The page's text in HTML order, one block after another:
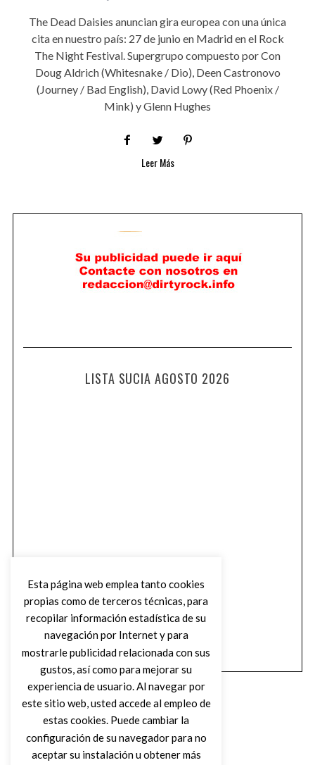
The Dead Daisies anuncian gira europea con una única
cita en nuestro país: 27 de junio en Madrid en el Rock
The Night Festival. Supergrupo compuesto por Con
Doug Aldrich (Whitesnake / Dio), Deen Castronovo
(Journey / Bad English), David Lowy (Red Phoenix /
Mink) y Glenn Hughes
Leer Más
LISTA SUCIA AGOSTO 2026
Esta página web emplea tanto cookies
propias como de terceros técnicas, para
recopilar información estadística de su
navegación por Internet y para
mostrarle publicidad relacionada con sus
gustos, así como para mejorar su
experiencia de usuario. Al navegar por
este sitio web, usted accede al empleo de
estas cookies. Puede cambiar la
configuración de su navegador para no
aceptar su instalación u obtener más